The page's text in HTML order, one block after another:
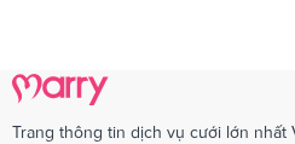
Trang thông tin dịch vụ cưới lớn nhất